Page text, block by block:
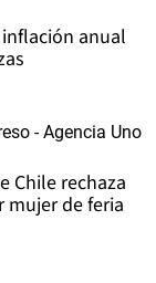
anual
Chile rechaza
mujer de feria